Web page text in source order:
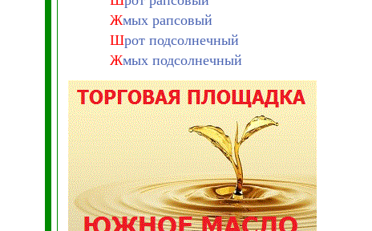
Жмых рапсовый
Шрот подсолнечный
Жмых подсолнечный